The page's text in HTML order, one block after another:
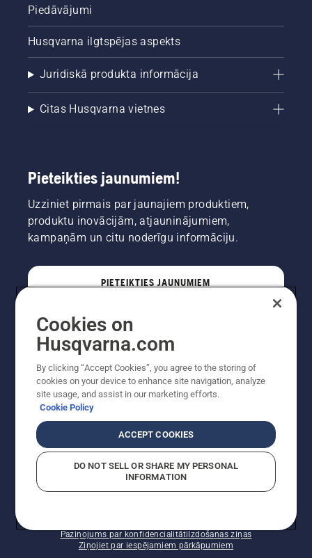
Piedāvājumi
Husqvarna ilgtspējas aspekts
Juridiskā produkta informācija
Citas Husqvarna vietnes
Pieteikties jaunumiem!
Uzziniet pirmais par jaunajiem produktiem,
produktu inovācijām, atjauninājumiem,
kampaņām un citu noderīgu informāciju.
PIETEIKTIES JAUNUMIEM
Autortiesības — 2022 Husqvarna AB (publ). Visas
Paziņojums par konfidencialitāti Izdošanas ziņas
Ziņojiet par iespējamiem pārkāpumiem
Cookies on
Husqvarna.com
By clicking “Accept Cookies”, you agree to the storing of
cookies on your device to enhance site navigation, analyze
site usage, and assist in our marketing efforts.
Cookie Policy
ACCEPT COOKIES
DO NOT SELL OR SHARE MY PERSONAL
INFORMATION